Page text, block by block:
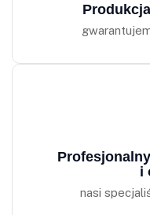
i
nasi